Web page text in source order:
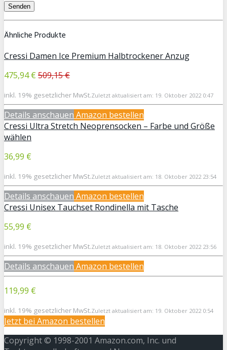
Ähnliche Produkte
Cressi Damen Ice Premium Halbtrockener Anzug
475,94 € 509,15 €
inkl. 19% gesetzlicher MwSt.Zuletzt aktualisiert am: 19. Oktober 2022 0:47
Details anschauen Amazon bestellen
Cressi Ultra Stretch Neoprensocken – Farbe und Größe
wählen
36,99 €
inkl. 19% gesetzlicher MwSt.Zuletzt aktualisiert am: 18. Oktober 2022 23:54
Details anschauen Amazon bestellen
Cressi Unisex Tauchset Rondinella mit Tasche
55,99 €
inkl. 19% gesetzlicher MwSt.Zuletzt aktualisiert am: 18. Oktober 2022 23:56
Details anschauen Amazon bestellen
119,99 €
inkl. 19% gesetzlicher MwSt.Zuletzt aktualisiert am: 19. Oktober 2022 0:54
Jetzt bei Amazon bestellen
Copyright © 1998-2001 Amazon.com, Inc. und